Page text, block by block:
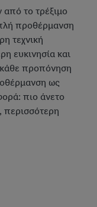
το τρέξιμο
προθέρμανση
τεχνική
ευκινησία και
κάθε προπόνηση
ως
πιο άνετο
περισσότερη